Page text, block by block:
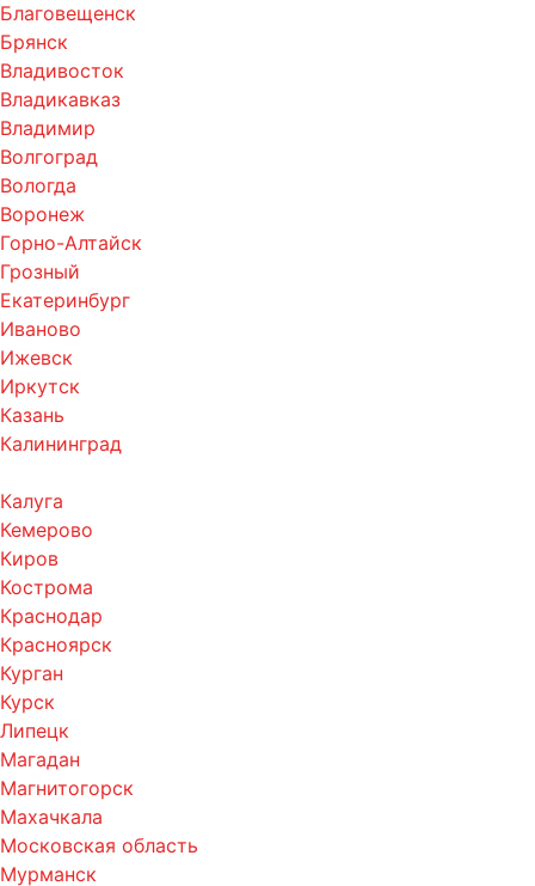
Благовещенск
Брянск
Владивосток
Владикавказ
Владимир
Волгоград
Вологда
Воронеж
Горно-Алтайск
Грозный
Екатеринбург
Иваново
Ижевск
Иркутск
Казань
Калининград
Калуга
Кемерово
Киров
Кострома
Краснодар
Красноярск
Курган
Курск
Липецк
Магадан
Магнитогорск
Махачкала
Московская область
Мурманск